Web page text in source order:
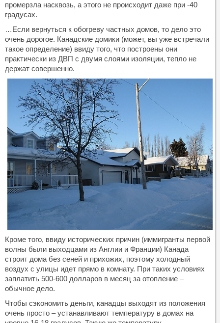
промерзла насквозь, а этого не происходит даже при -40
градусах.
…Если вернуться к обогреву частных домов, то дело это
очень дорогое. Канадские домики (может, вы уже встречали
такое определение) ввиду того, что построены они
практически из ДВП с двумя слоями изоляции, тепло не
держат совершенно.
Кроме того, ввиду исторических причин (иммигранты первой
волны были выходцами из Англии и Франции) Канада
строит дома без сеней и прихожих, поэтому холодный
воздух с улицы идет прямо в комнату. При таких условиях
заплатить 500-600 долларов в месяц за отопление –
обычное дело.
Чтобы сэкономить деньги, канадцы выходят из положения
очень просто – устанавливают температуру в домах на